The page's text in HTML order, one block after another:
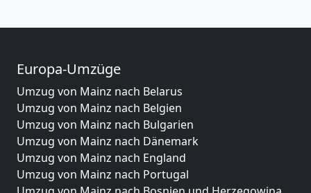
Europa-Umzüge
Umzug von Mainz nach Belarus
Umzug von Mainz nach Belgien
Umzug von Mainz nach Bulgarien
Umzug von Mainz nach Dänemark
Umzug von Mainz nach England
Umzug von Mainz nach Portugal